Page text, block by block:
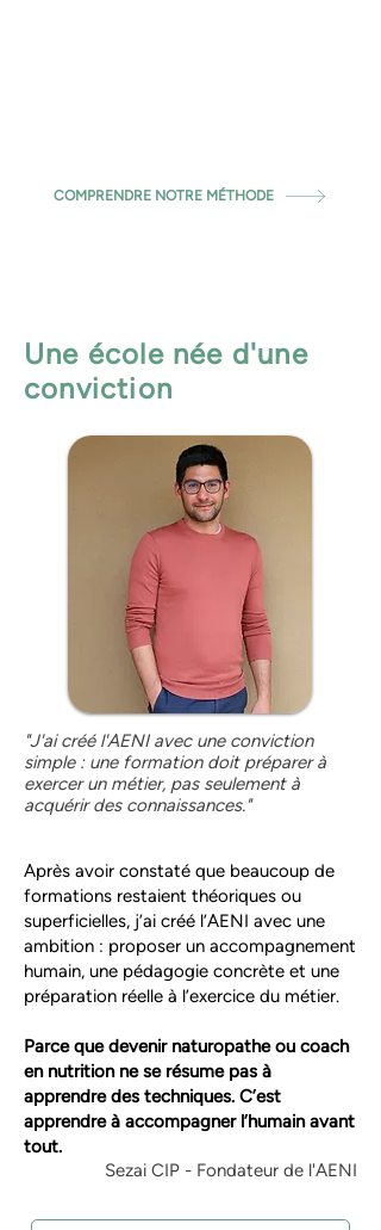
COMPRENDRE NOTRE MÉTHODE
Une école née d'une
conviction
"J'ai créé l'AENI avec une conviction
simple : une formation doit préparer à
exercer un métier, pas seulement à
acquérir des connaissances."
Après avoir constaté que beaucoup de
formations restaient théoriques ou
superficielles, j’ai créé l’AENI avec une
ambition : proposer un accompagnement
humain, une pédagogie concrète et une
préparation réelle à l’exercice du métier.
Parce que devenir naturopathe ou coach
en nutrition ne se résume pas à
apprendre des techniques. C’est
apprendre à accompagner l’humain avant
tout.
Sezai CIP - Fondateur de l'AENI